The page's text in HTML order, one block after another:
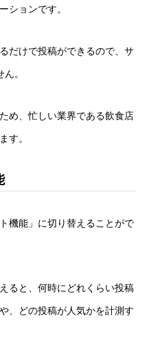
ションです。
だけで投稿ができるので、サ
。
め、忙しい業界である飲食店
す。
機能」に切り替えることがで
ると、何時にどれくらい投稿
、どの投稿が人気かを計測す